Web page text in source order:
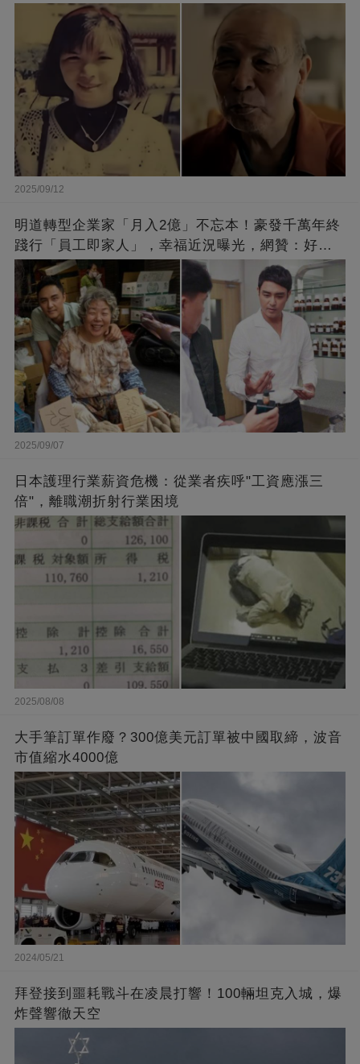
崩：真正的英雄不該被遺忘
2025/09/12
明道轉型企業家「月入2億」不忘本！豪發千萬年終
踐行「員工即家人」，幸福近況曝光，網贊：好老
闆的福報
2025/09/07
日本護理行業薪資危機：從業者疾呼"工資應漲三
倍"，離職潮折射行業困境
2025/08/08
大手筆訂單作廢？300億美元訂單被中國取締，波音
市值縮水4000億
2024/05/21
拜登接到噩耗戰斗在凌晨打響！100輛坦克入城，爆
炸聲響徹天空